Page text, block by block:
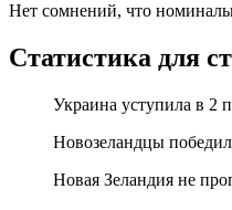
Нет сомнений, что
Статистика для
Украина уступила в 2
Новозеландцы
Новая Зеландия не